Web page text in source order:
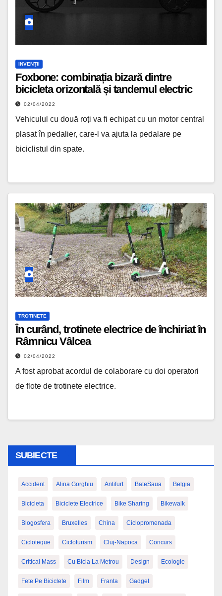
INVENȚII
Foxbone: combinația bizară dintre
bicicleta orizontală și tandemul electric
02/04/2022
Vehiculul cu două roți va fi echipat cu un motor central
plasat în pedalier, care-l va ajuta la pedalare pe
biciclistul din spate.
TROTINETE
În curând, trotinete electrice de închiriat în
Râmnicu Vâlcea
02/04/2022
A fost aprobat acordul de colaborare cu doi operatori
de flote de trotinete electrice.
SUBIECTE
Accident Alina Gorghiu Antifurt BateSaua Belgia
Bicicleta Biciclete Electrice Bike Sharing Bikewalk
Blogosfera Bruxelles China Ciclopromenada
Cicloteque Cicloturism Cluj-Napoca Concurs
Critical Mass Cu Bicla La Metrou Design Ecologie
Fete Pe Biciclete Film Franta Gadget